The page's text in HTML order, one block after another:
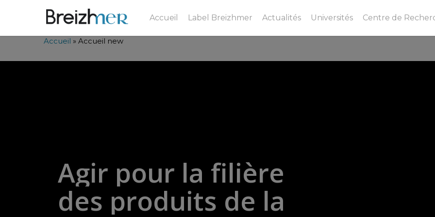
Accueil Label Breizhmer Actualités Universités Centre de
Accueil » Accueil new
Agir pour la filière
des produits de la